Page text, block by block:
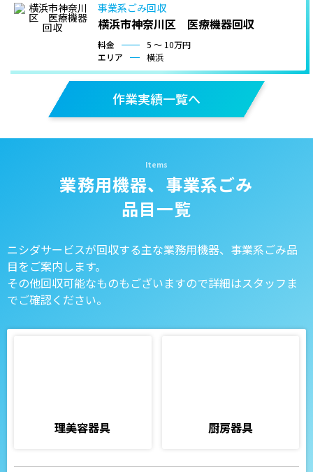
事業系ごみ回収
横浜市神奈川区 医療機器回収
料金
5 〜 10万円
エリア
横浜
作業実績一覧へ
業務用機器、事業系ごみ
品目一覧
ニシダサービスが回収する主な業務用機器、事業系ごみ品
目をご案内します。
その他回収可能なものもございますので詳細はスタッフま
でご確認ください。
理美容器具 厨房器具